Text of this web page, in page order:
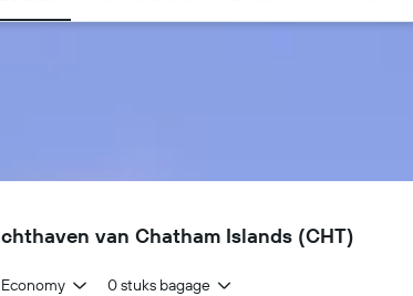
van Chatham Islands (CHT)
Economy 0 stuks bagage